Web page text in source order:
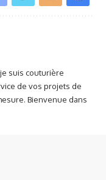
suis couturière
de vos projets de
Bienvenue dans